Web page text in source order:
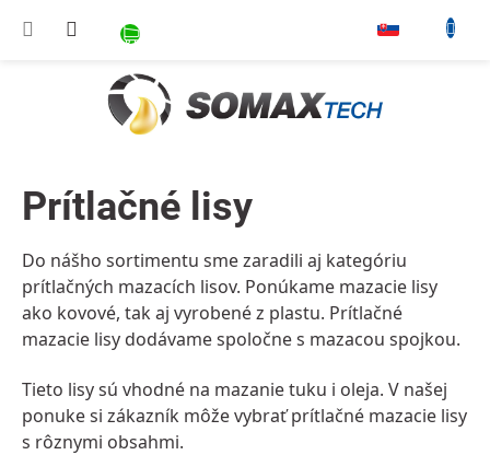
NÁKUPNÝ KOŠÍK
Prítlačné lisy
Do nášho sortimentu sme zaradili aj kategóriu
prítlačných mazacích lisov. Ponúkame mazacie lisy
ako kovové, tak aj vyrobenéz plastu. Prítlačné
mazacie lisy dodávame spoločne s mazacou spojkou.
Tieto lisy sú vhodné na mazanie tuku i oleja. V našej
ponuke si zákazník môže vybrať prítlačné mazacie lisy
s rôznymi obsahmi.